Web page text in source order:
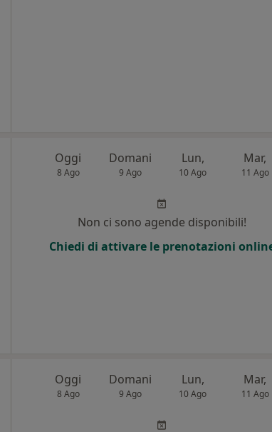
Oggi
8 Ago
Domani
9 Ago
Lun,
10 Ago
Mar,
11 Ago
Non ci sono agende disponibili!
Chiedi di attivare le prenotazioni
Oggi
8 Ago
Domani
9 Ago
Lun,
10 Ago
Mar,
11 Ago